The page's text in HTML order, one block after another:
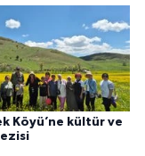
Köyü’ne kültür ve